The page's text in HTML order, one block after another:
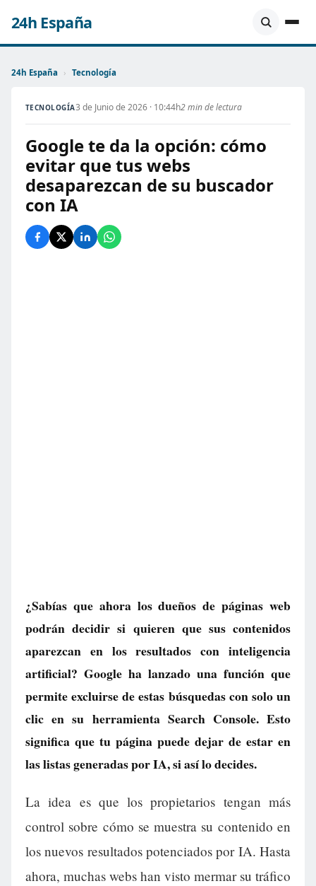
24h España
24h España › Tecnología
TECNOLOGÍA3 de Junio de 2026 · 10:44h2 min de lectura
Google te da la opción: cómo
evitar que tus webs
desaparezcan de su buscador
con IA
¿Sabías que ahora los dueños de páginas web
podrán decidir si quieren que sus contenidos
aparezcan en los resultados con inteligencia
artificial? Google ha lanzado una función que
permite excluirse de estas búsquedas con solo un
clic en su herramienta Search Console. Esto
significa que tu página puede dejar de estar en
las listas generadas por IA, si así lo decides.
La idea es que los propietarios tengan más
control sobre cómo se muestra su contenido en
los nuevos resultados potenciados por IA. Hasta
ahora, muchas webs han visto mermar su tráfico